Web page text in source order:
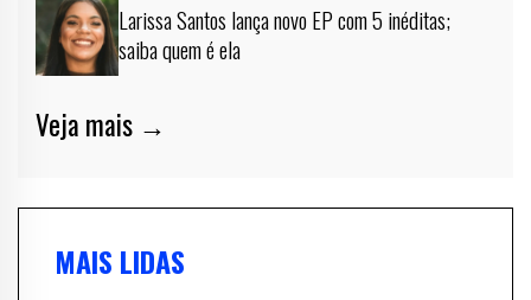
Larissa Santos lança novo EP com 5 inéditas;
saiba quem é ela
Veja mais →
MAIS LIDAS